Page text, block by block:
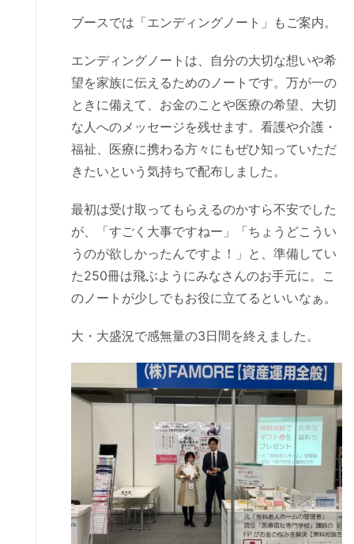
ブースでは「エンディングノート」もご案内。
エンディングノートは、自分の大切な想いや希
望を家族に伝えるためのノートです。万が一の
ときに備えて、お金のことや医療の希望、大切
な人へのメッセージを残せます。看護や介護・
福祉、医療に携わる方々にもぜひ知っていただ
きたいという気持ちで配布しました。
最初は受け取ってもらえるのかすら不安でした
が、「すごく大事ですねー」「ちょうどこうい
うのが欲しかったんですよ！」と、準備してい
た250冊は飛ぶようにみなさんのお手元に。こ
のノートが少しでもお役に立てるといいなぁ。
大・大盛況で感無量の3日間を終えました。